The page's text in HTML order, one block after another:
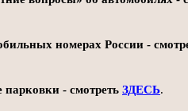
номерах России -
- смотреть ЗДЕСЬ.